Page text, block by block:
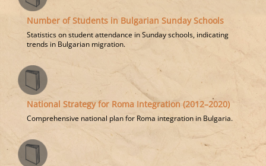
Number of Students in Bulgarian Sunday Schools
Statistics on student attendance in Sunday schools, indicating
trends in Bulgarian migration.
National Strategy for Roma Integration (2012–2020)
Comprehensive national plan for Roma integration in Bulgaria.